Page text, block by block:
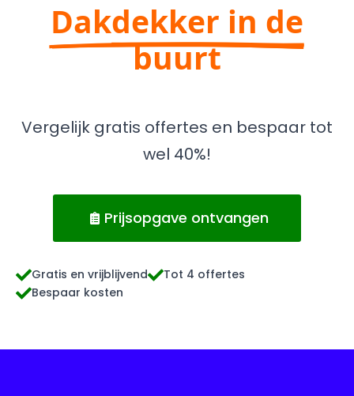
Dakdekker in de
buurt
Vergelijk gratis offertes en bespaar tot
wel 40%!
Prijsopgave ontvangen
Gratis en vrijblijvend
Tot 4 offertes
Bespaar kosten